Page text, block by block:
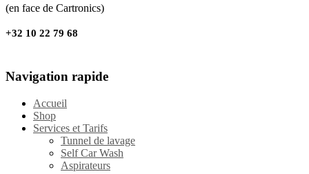
(en face de Cartronics)
+32 10 22 79 68
Navigation rapide
Accueil
Shop
Services et Tarifs
Tunnel de lavage
Self Car Wash
Aspirateurs